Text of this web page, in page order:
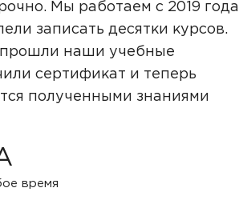
Мы работаем с 2019 года
записать десятки курсов.
прошли наши учебные
сертификат и теперь
полученными знаниями
время